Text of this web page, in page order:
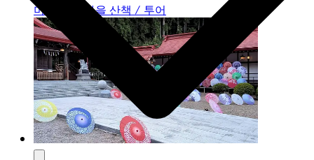
미야기 외 마을 산책 / 투어